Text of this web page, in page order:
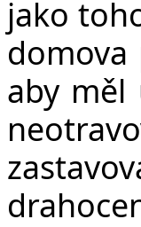
jako
aby měl